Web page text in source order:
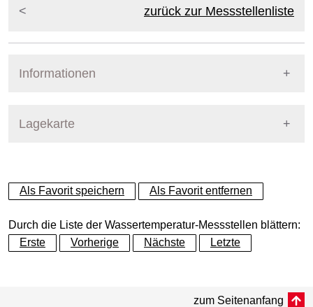
zurück zur Messstellenliste
Informationen
Lagekarte
+
−
Als Favorit speichern Als Favorit entfernen
Durch die Liste der Wassertemperatur-Messstellen blättern:
Erste
Vorherige Nächste Letzte
zum Seitenanfang